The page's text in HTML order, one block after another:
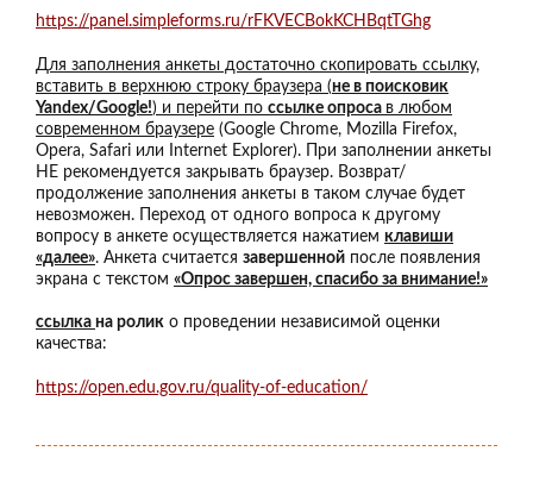
https://panel.simpleforms.ru/rFKVECBokKCHBqtTGhg
Для заполнения анкеты достаточно скопировать ссылку,
вставить в верхнюю строку браузера (не в поисковик
Yandex/Google!) и перейти по ссылке опроса в любом
современном браузере (Google Chrome, Mozilla Firefox,
Opera, Safari или Internet Explorer). При заполнении анкеты
НЕ рекомендуется закрывать браузер. Возврат/
продолжение заполнения анкеты в таком случае будет
невозможен. Переход от одного вопроса к другому
вопросу в анкете осуществляется нажатием клавиши
«далее». Анкета считается завершенной после появления
экрана с текстом «Опрос завершен, спасибо за внимание!»
ссылка на ролик о проведении независимой оценки
качества:
https://open.edu.gov.ru/quality-of-education/